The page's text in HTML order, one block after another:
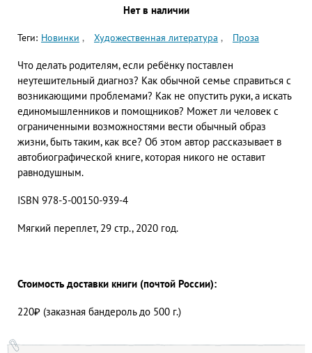
Нет в наличии
Теги: Новинки Художественная литература Проза
Что делать родителям, если ребёнку поставлен
неутешительный диагноз? Как обычной семье справиться с
возникающими проблемами? Как не опустить руки, а искать
единомышленников и помощников? Может ли человек с
ограниченными возможностями вести обычный образ
жизни, быть таким, как все? Об этом автор рассказывает в
автобиографической книге, которая никого не оставит
равнодушным.
ISBN 978-5-00150-939-4
Мягкий переплет, 29 стр., 2020 год.
Стоимость доставки книги (почтой России):
220₽ (заказная бандероль до 500 г.)